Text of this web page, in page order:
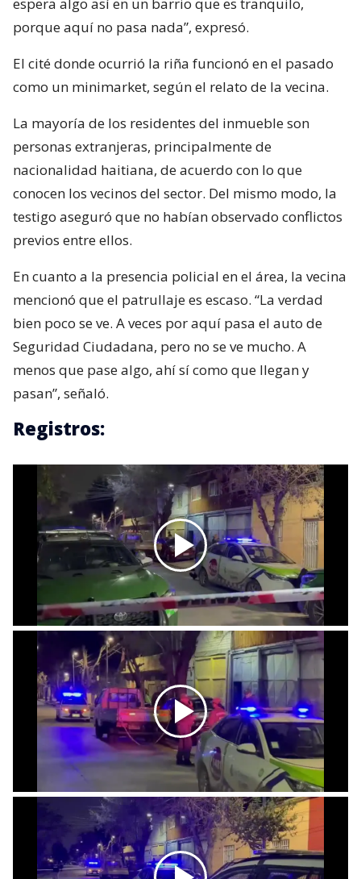
porque aquí no pasa nada”, expresó.
El cité donde ocurrió la riña funcionó en el pasado
como un minimarket, según el relato de la vecina.
La mayoría de los residentes del inmueble son
personas extranjeras, principalmente de
nacionalidad haitiana, de acuerdo con lo que
conocen los vecinos del sector. Del mismo modo, la
testigo aseguró que no habían observado conflictos
previos entre ellos.
En cuanto a la presencia policial en el área, la vecina
mencionó que el patrullaje es escaso. “La verdad
bien poco se ve. A veces por aquí pasa el auto de
Seguridad Ciudadana, pero no se ve mucho. A
menos que pase algo, ahí sí como que llegan y
pasan”, señaló.
Registros: